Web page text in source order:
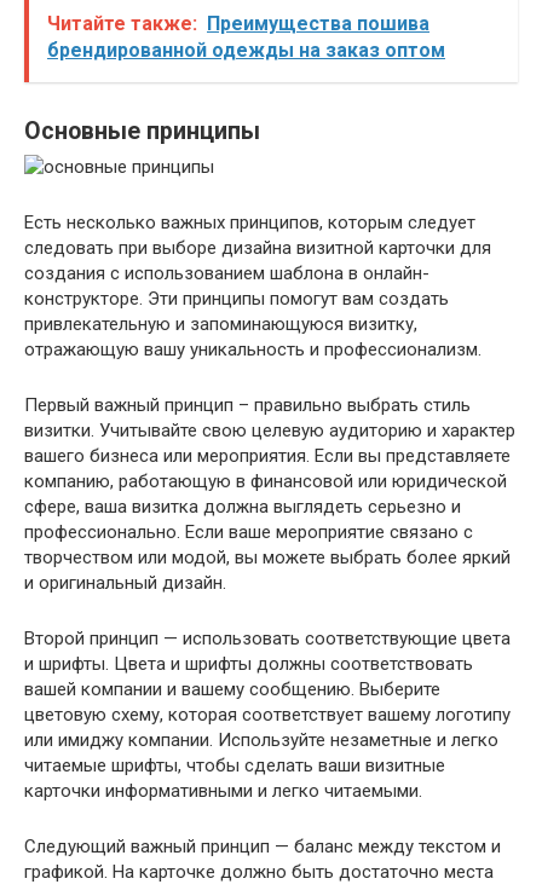
Читайте также:
Преимущества пошива
брендированной одежды на заказ оптом
Основные принципы
Есть несколько важных принципов, которым следует
следовать при выборе дизайна визитной карточки для
создания с использованием шаблона в онлайн-
конструкторе. Эти принципы помогут вам создать
привлекательную и запоминающуюся визитку,
отражающую вашу уникальность и профессионализм.
Первый важный принцип – правильно выбрать стиль
визитки. Учитывайте свою целевую аудиторию и характер
вашего бизнеса или мероприятия. Если вы представляете
компанию, работающую в финансовой или юридической
сфере, ваша визитка должна выглядеть серьезно и
профессионально. Если ваше мероприятие связано с
творчеством или модой, вы можете выбрать более яркий
и оригинальный дизайн.
Второй принцип — использовать соответствующие цвета
и шрифты. Цвета и шрифты должны соответствовать
вашей компании и вашему сообщению. Выберите
цветовую схему, которая соответствует вашему логотипу
или имиджу компании. Используйте незаметные и легко
читаемые шрифты, чтобы сделать ваши визитные
карточки информативными и легко читаемыми.
Следующий важный принцип — баланс между текстом и
графикой. На карточке должно быть достаточно места